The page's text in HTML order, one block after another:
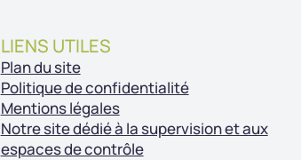
LIENS UTILES
Plan du site
Politique de confidentialité
Mentions légales
Notre site dédié à la supervision et aux
espaces de contrôle